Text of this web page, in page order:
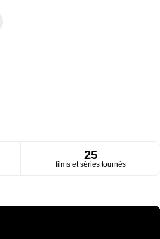
25
films et séries tournés